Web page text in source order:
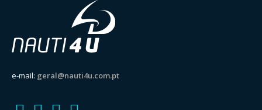
e-mail: geral@nauti4u.com.pt